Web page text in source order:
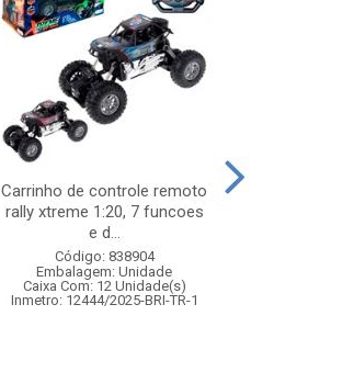
Carrinho de controle remoto
rally xtreme 1:20, 7 funcoes
e d...
Código: 838904
Embalagem: Unidade
Caixa Com: 12 Unidade(s)
Inmetro: 12444/2025-BRI-TR-1